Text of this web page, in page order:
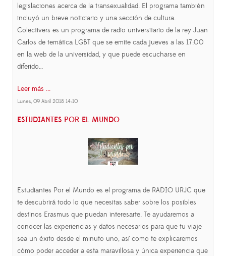
legislaciones acerca de la transexualidad. El programa también
incluyó un breve noticiario y una sección de cultura.
Colectivers es un programa de radio universitario de la rey Juan
Carlos de temática LGBT que se emite cada jueves a las 17:00
en la web de la universidad, y que puede escucharse en
diferido…
Leer más ...
Lunes, 09 Abril 2018 14:10
ESTUDIANTES POR EL MUNDO
Estudiantes Por el Mundo es el programa de RADIO URJC que
te descubrirá todo lo que necesitas saber sobre los posibles
destinos Erasmus que puedan interesarte. Te ayudaremos a
conocer las experiencias y datos necesarios para que tu viaje
sea un éxito desde el minuto uno, así como te explicaremos
cómo poder acceder a esta maravillosa y única experiencia que